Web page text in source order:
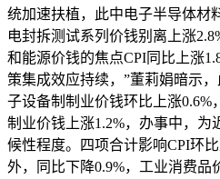
统加速扶植，此中电子半导体材
电封拆测试系列价钱别离上涨
和能源价钱的焦点CPI同比上涨
策集成效应持续，”董莉娟暗示
子设备制制业价钱环比上涨0.6%
制业价钱上涨1.2%，办事中，为
候性程度。四项合计影响CPI环
外，同比下降0.9%，工业消费品